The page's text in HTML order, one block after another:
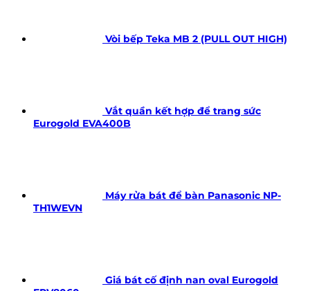
Vòi bếp Teka MB 2 (PULL OUT HIGH)
Vắt quần kết hợp để trang sức
Eurogold EVA400B
Máy rửa bát để bàn Panasonic NP-
TH1WEVN
Giá bát cố định nan oval Eurogold